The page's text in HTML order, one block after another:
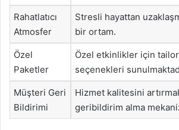
Rahatlatıcı
Atmosfer
Stresli hayattan
bir ortam.
Özel
Paketler
Özel etkinlikler için
seçenekleri
Müşteri Geri
Bildirimi
Hizmet kalitesini
geribildirim alma